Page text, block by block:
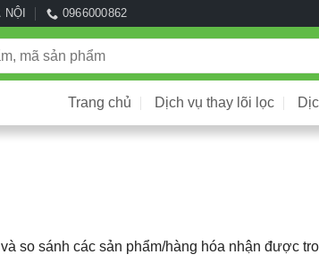
0966000862
Trang chủ Dịch vụ thay lõi lọc
so sánh các sản phẩm/hàng hóa nhận được